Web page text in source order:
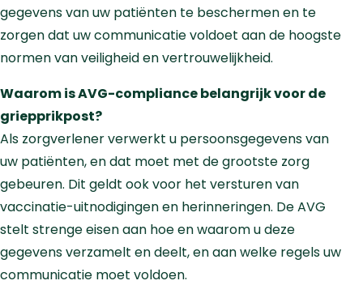
gegevens van uw patiënten te beschermen en te
zorgen dat uw communicatie voldoet aan de hoogste
normen van veiligheid en vertrouwelijkheid.
Waarom is AVG-compliance belangrijk voor de
griepprikpost?
Als zorgverlener verwerkt u persoonsgegevens van
uw patiënten, en dat moet met de grootste zorg
gebeuren. Dit geldt ook voor het versturen van
vaccinatie-uitnodigingen en herinneringen. De AVG
stelt strenge eisen aan hoe en waarom u deze
gegevens verzamelt en deelt, en aan welke regels uw
communicatie moet voldoen.